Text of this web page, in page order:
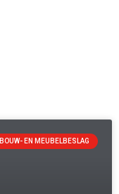
BOUW- EN MEUBELBESLAG